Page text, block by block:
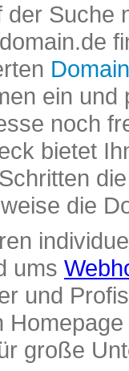
der Suche
ein und
noch
bietet
die
ums
und
große